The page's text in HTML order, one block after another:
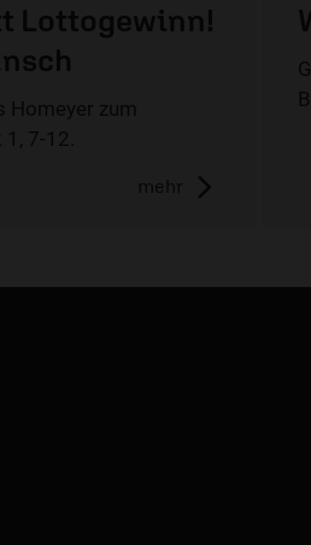
Lottogewinn!
Homeyer zum
7-12.
mehr